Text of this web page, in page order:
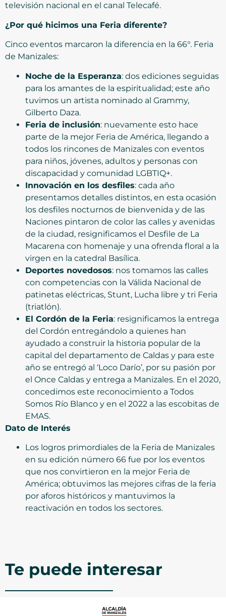
televisión nacional en el canal Telecafé.
¿Por qué hicimos una Feria diferente?
Cinco eventos marcaron la diferencia en la 66°. Feria
de Manizales:
Noche de la Esperanza: dos ediciones seguidas
para los amantes de la espiritualidad; este año
tuvimos un artista nominado al Grammy,
Gilberto Daza.
Feria de inclusión: nuevamente esto hace
parte de la mejor Feria de América, llegando a
todos los rincones de Manizales con eventos
para niños, jóvenes, adultos y personas con
discapacidad y comunidad LGBTIQ+.
Innovación en los desfiles: cada año
presentamos detalles distintos, en esta ocasión
los desfiles nocturnos de bienvenida y de las
Naciones pintaron de color las calles y avenidas
de la ciudad, resignificamos el Desfile de La
Macarena con homenaje y una ofrenda floral a la
virgen en la catedral Basílica.
Deportes novedosos: nos tomamos las calles
con competencias con la Válida Nacional de
patinetas eléctricas, Stunt, Lucha libre y tri Feria
(triatlón).
El Cordón de la Feria: resignificamos la entrega
del Cordón entregándolo a quienes han
ayudado a construir la historia popular de la
capital del departamento de Caldas y para este
año se entregó al ‘Loco Darío’, por su pasión por
el Once Caldas y entrega a Manizales. En el 2020,
concedimos este reconocimiento a Todos
Somos Río Blanco y en el 2022 a las escobitas de
EMAS.
Dato de Interés
Los logros primordiales de la Feria de Manizales
en su edición número 66 fue por los eventos
que nos convirtieron en la mejor Feria de
América; obtuvimos las mejores cifras de la feria
por aforos históricos y mantuvimos la
reactivación en todos los sectores.
Te puede interesar